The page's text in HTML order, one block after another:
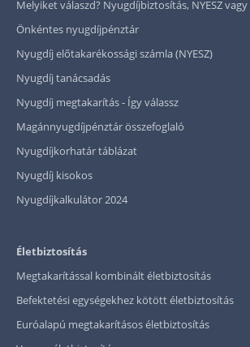
Melyiket válaszd? Nyugdíjbiztosítás, NYESZ vagy
Önkéntes nyugdíjpénztár
Nyugdíj előtakarékossági számla (NYESZ)
Nyugdíj tanácsadás
Nyugdíj megtakarítás - Így válassz
Magánnyugdíjpénztár összefoglaló
Nyugdíjkorhatár táblázat
Nyugdíj kisokos
Nyugdíjkalkulátor 2024
Életbiztosítás
Megtakarítással kombinált életbiztosítás
Befektetési egységekhez kötött életbiztosítás
Euróalapú megtakarításos életbiztosítás